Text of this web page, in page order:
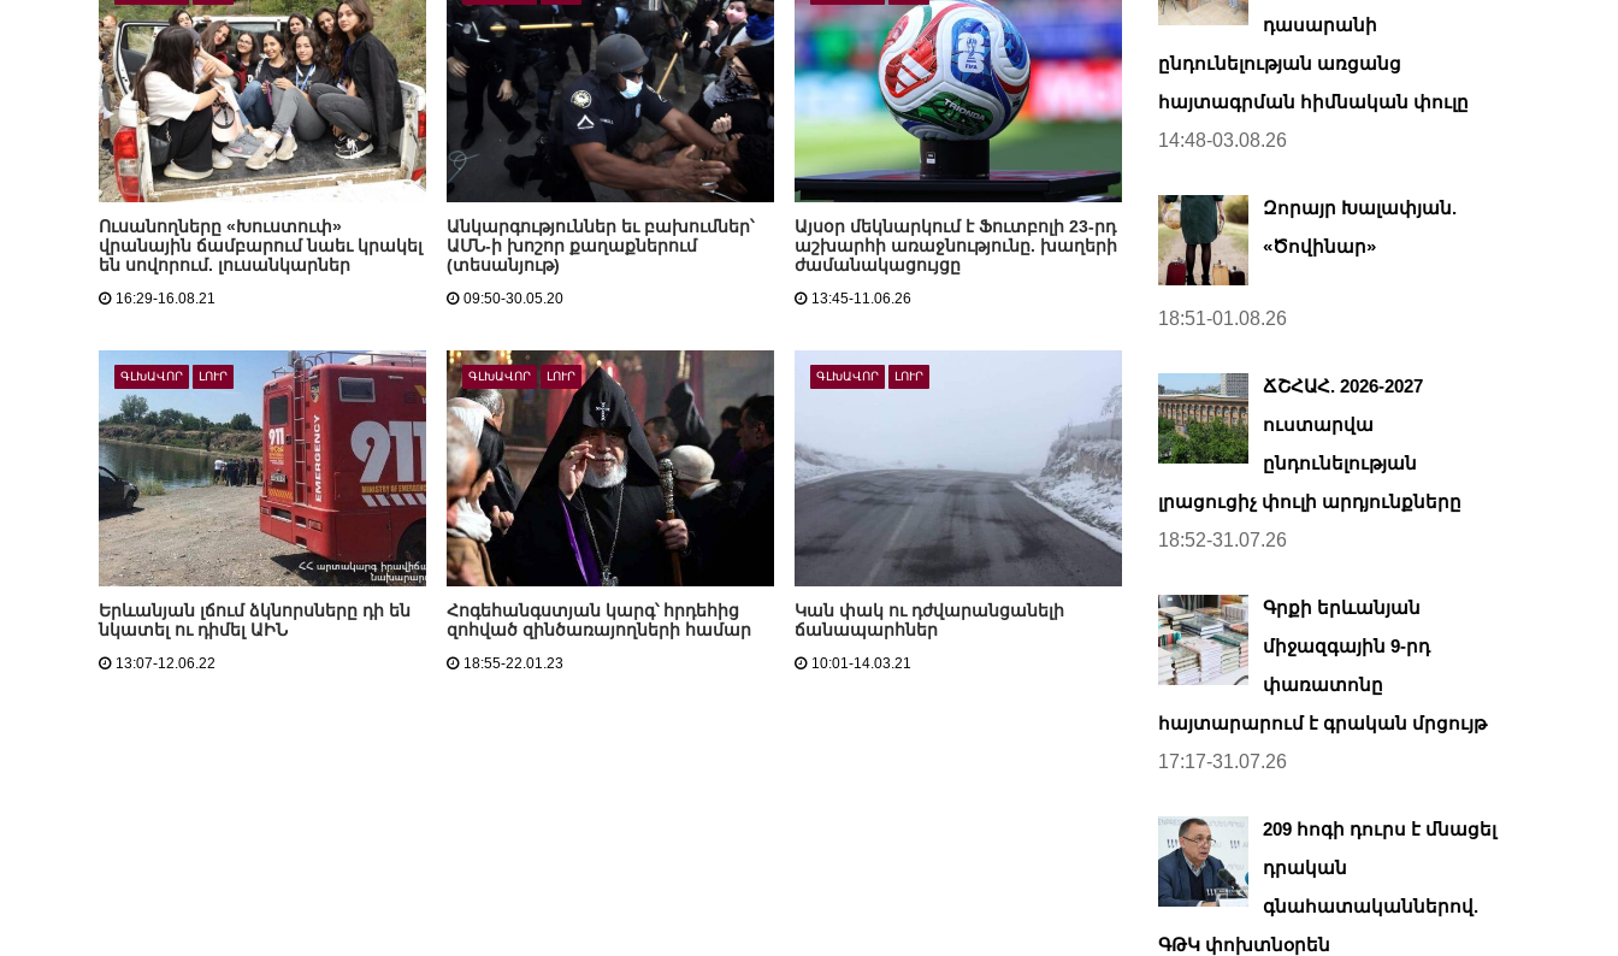
Ուսանողները «Խուստուփ»
վրանային ճամբարում նաեւ կրակել
են սովորում. լուսանկարներ
16:29-16.08.21
Անկարգություններ եւ բախումներ՝
ԱՄՆ-ի խոշոր քաղաքներում
(տեսանյութ)
09:50-30.05.20
Այսօր մեկնարկում է Ֆուտբոլի 23-րդ
աշխարհի առաջնությունը. խաղերի
ժամանակացույցը
13:45-11.06.26
ԳԼԽԱՎՈՐ ԼՈՒՐ
Երևանյան լճում ձկնորսները դի են
նկատել ու դիմել ԱԻՆ
13:07-12.06.22
ԳԼԽԱՎՈՐ ԼՈՒՐ
Հոգեհանգստյան կարգ՝ հրդեհից
զոհված զինծառայողների համար
18:55-22.01.23
ԳԼԽԱՎՈՐ ԼՈՒՐ
Կան փակ ու դժվարանցանելի
ճանապարհներ
10:01-14.03.21
դասարանի
ընդունելության առցանց
հայտագրման հիմնական փուլը
14:48-03.08.26
Զորայր Խալափյան.
«Ծովինար»
18:51-01.08.26
ՃՇՀԱՀ. 2026-2027
ուստարվա
ընդունելության
լրացուցիչ փուլի արդյունքները
18:52-31.07.26
Գրքի երևանյան
միջազգային 9-րդ
փառատոնը
հայտարարում է գրական մրցույթ
17:17-31.07.26
209 հոգի դուրս է մնացել
դրական
գնահատականներով.
ԳԹԿ փոխտնօրեն